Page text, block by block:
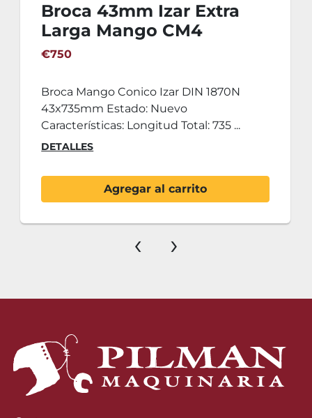
Broca 43mm Izar Extra
Larga Mango CM4
43x735mm
€750
Broca Mango Conico Izar DIN 1870N
43x735mm Estado: Nuevo
Características: Longitud Total: 735 ...
DETALLES
Agregar al carrito
‹ ›